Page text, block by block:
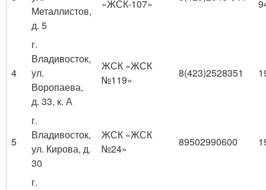
Металлистов,
д. 5
«ЖСК-107»
4
г.
Владивосток,
ул.
Воропаева,
д. 33, к. А
ЖСК «ЖСК
№119»
8(423)2528351
5
г.
Владивосток,
ул. Кирова, д.
30
ЖСК «ЖСК
№24»
89502990600
г.